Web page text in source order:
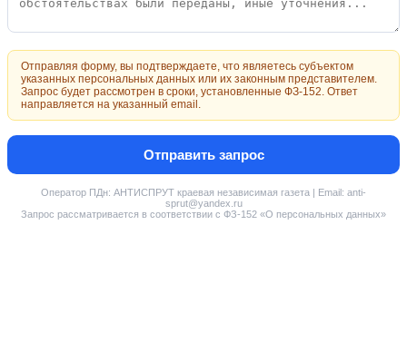
Отправляя форму, вы подтверждаете, что являетесь субъектом
указанных персональных данных или их законным представителем.
Запрос будет рассмотрен в сроки, установленные ФЗ-152. Ответ
направляется на указанный email.
Отправить запрос
Оператор ПДн: АНТИСПРУТ краевая независимая газета | Email: anti-
sprut@yandex.ru
Запрос рассматривается в соответствии с ФЗ-152 «О персональных данных»